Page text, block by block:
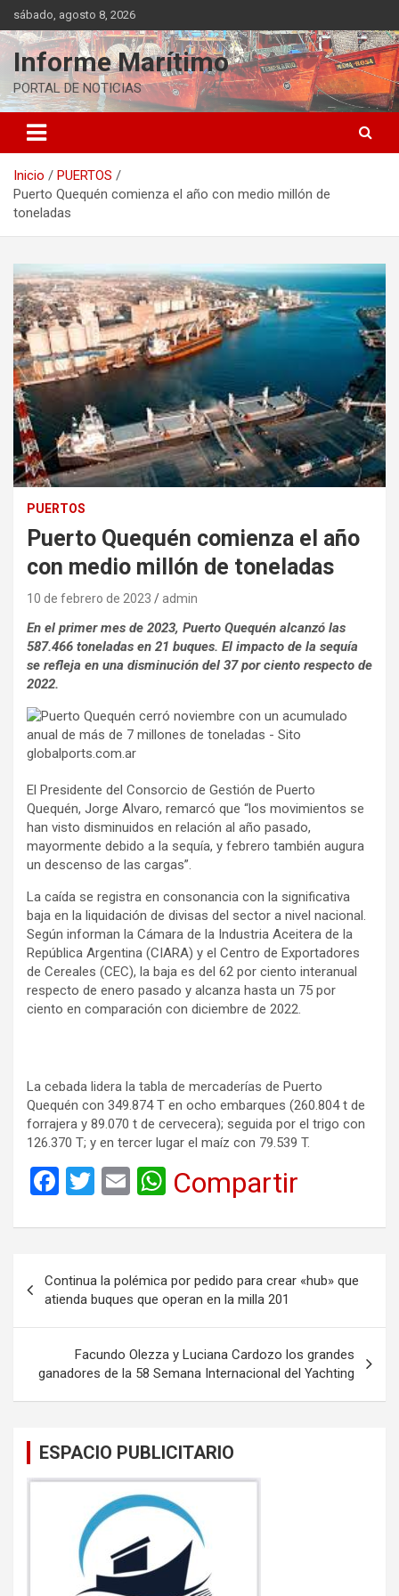
Saltar
al
contenido
sábado, agosto 8, 2026
Informe Marítimo
PORTAL DE NOTICIAS
Inicio
PUERTOS
Puerto Quequén comienza el año con medio millón de
toneladas
PUERTOS
Puerto Quequén comienza el año
con medio millón de toneladas
10 de febrero de 2023 admin
En el primer mes de 2023, Puerto Quequén alcanzó las
587.466 toneladas en 21 buques. El impacto de la sequía
se refleja en una disminución del 37 por ciento respecto de
2022.
El Presidente del Consorcio de Gestión de Puerto
Quequén, Jorge Alvaro, remarcó que “los movimientos se
han visto disminuidos en relación al año pasado,
mayormente debido a la sequía, y febrero también augura
un descenso de las cargas”.
La caída se registra en consonancia con la significativa
baja en la liquidación de divisas del sector a nivel nacional.
Según informan la Cámara de la Industria Aceitera de la
República Argentina (CIARA) y el Centro de Exportadores
de Cereales (CEC), la baja es del 62 por ciento interanual
respecto de enero pasado y alcanza hasta un 75 por
ciento en comparación con diciembre de 2022.
La cebada lidera la tabla de mercaderías de Puerto
Quequén con 349.874 T en ocho embarques (260.804 t de
forrajera y 89.070 t de cervecera); seguida por el trigo con
126.370 T; y en tercer lugar el maíz con 79.539 T.
F
ce
b
o
o
T
tt
er
E
ail
W
at
A
p
p
Compartir
de
entradas
Continua la polémica por pedido para crear «hub» que
atienda buques que operan en la milla 201
Facundo Olezza y Luciana Cardozo los grandes
ganadores de la 58 Semana Internacional del Yachting
ESPACIO PUBLICITARIO